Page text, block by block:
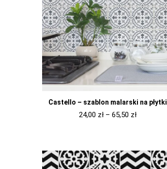
Castello – szablon malarski na płytki
24,00 zł – 65,50 zł